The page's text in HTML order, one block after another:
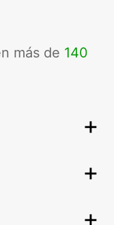
más de 140